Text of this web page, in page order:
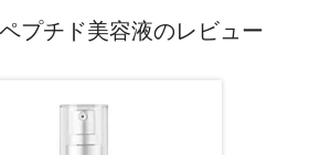
プチド美容液のレビュー